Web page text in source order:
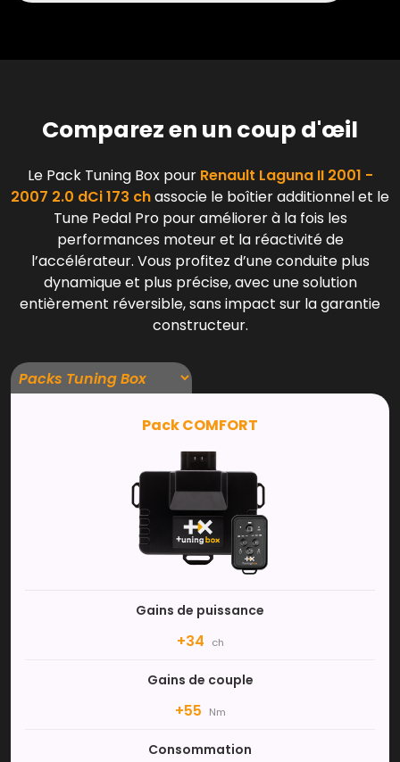
Comparez en un coup d'œil
Le Pack Tuning Box pour Renault Laguna II 2001 -
2007 2.0 dCi 173 chassocie le boîtier additionnel et le
Tune Pedal Pro pour améliorer à la fois les
performances moteur et la réactivité de
l’accélérateur. Vous profitez d’une conduite plus
dynamique et plus précise, avec une solution
entièrement réversible, sans impact sur la garantie
constructeur.
Pack COMFORT
Gains de puissance
+34 ch
Gains de couple
+55 Nm
Consommation